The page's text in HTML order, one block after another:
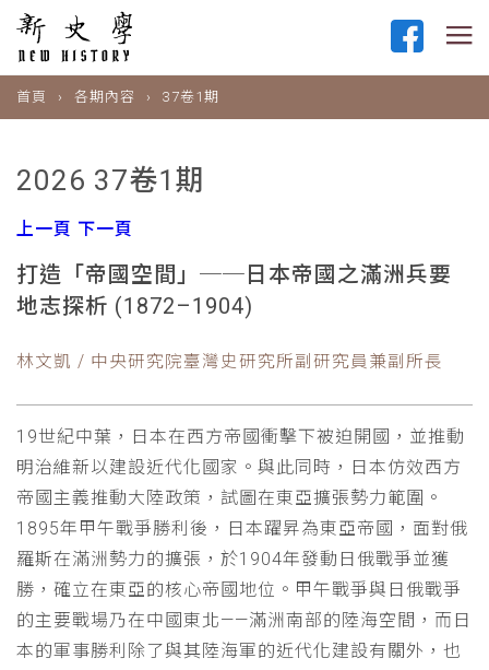
首頁 各期內容 37卷1期
2026 37卷1期
上一頁 下一頁
打造「帝國空間」──日本帝國之滿洲兵要
地志探析 (1872–1904)
林文凱 / 中央研究院臺灣史研究所副研究員兼副所長
19世紀中葉，日本在西方帝國衝擊下被迫開國，並推動
明治維新以建設近代化國家。與此同時，日本仿效西方
帝國主義推動大陸政策，試圖在東亞擴張勢力範圍。
1895年甲午戰爭勝利後，日本躍昇為東亞帝國，面對俄
羅斯在滿洲勢力的擴張，於1904年發動日俄戰爭並獲
勝，確立在東亞的核心帝國地位。甲午戰爭與日俄戰爭
的主要戰場乃在中國東北——滿洲南部的陸海空間，而日
本的軍事勝利除了與其陸海軍的近代化建設有關外，也